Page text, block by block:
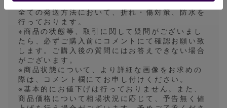
送目安より早く発送される場合がございます。
全ての発送方法において、折れ・傷対策、防水を
行っております。
※商品の状態等、取引に関して疑問がございまし
たら、必ずご購入前にコメントにて確認お願い致
します。ご購入後の質問にはお答えできない場合
がございます。
※商品状態について、より詳細な画像をお求めの
際は、コメント欄にてお申し付けください。
※基本的にお値下げは行っておりません。また、
商品価格について相場状況に応じて、予告無く値